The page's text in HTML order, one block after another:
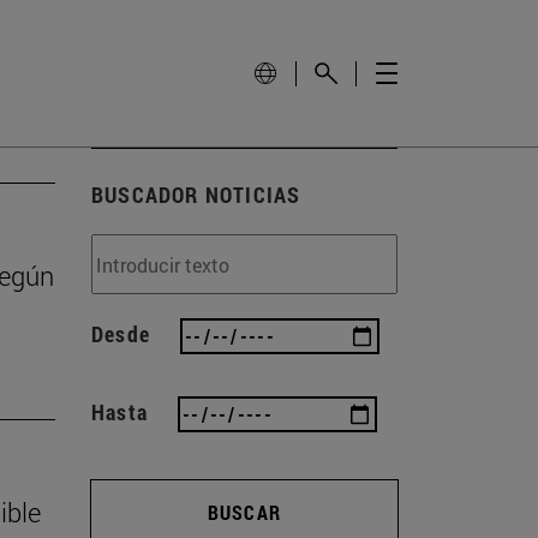
BUSCADOR NOTICIAS
Desde
Hasta
BUSCAR